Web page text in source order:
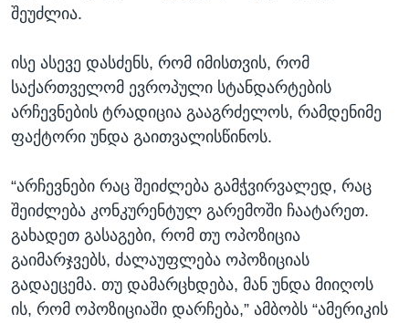
შეუძლია.
ისე ასევე დასძენს, რომ იმისთვის, რომ
საქართველომ ევროპული სტანდარტების
არჩევნების ტრადიცია გააგრძელოს, რამდენიმე
ფაქტორი უნდა გაითვალისწინოს.
“არჩევნები რაც შეიძლება გამჭვირვალედ, რაც
შეიძლება კონკურენტულ გარემოში ჩაატარეთ.
გახადეთ გასაგები, რომ თუ ოპოზიცია
გაიმარჯვებს, ძალაუფლება ოპოზიციას
გადაეცემა. თუ დამარცხდება, მან უნდა მიიღოს
ის, რომ ოპოზიციაში დარჩება,” ამბობს “ამერიკის